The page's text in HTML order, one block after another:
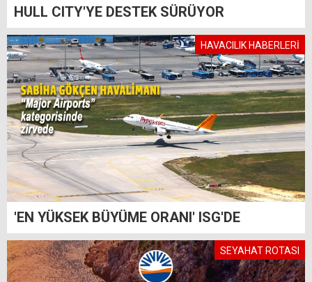
HULL CITY'YE DESTEK SÜRÜYOR
HAVACILIK HABERLERİ
'EN YÜKSEK BÜYÜME ORANI' ISG'DE
SEYAHAT ROTASI